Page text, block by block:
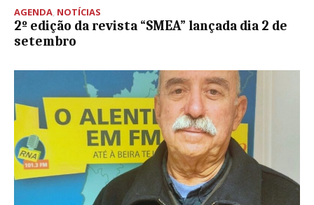
AGENDA, NOTÍCIAS
2º edição da revista “SMEA” lançada dia 2 de
setembro